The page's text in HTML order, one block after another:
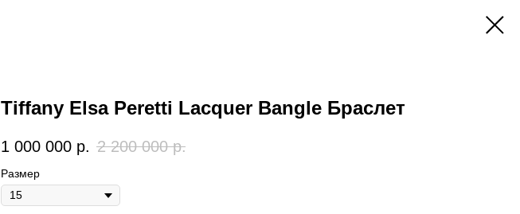
Tiffany Elsa Peretti Lacquer Bangle Браслет
1 000 000 р. 2 200 000 р.
Размер